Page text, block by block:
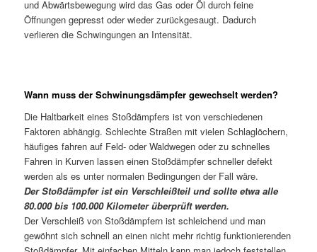
und Abwärtsbewegung wird das Gas oder Öl durch feine
Öffnungen gepresst oder wieder zurückgesaugt. Dadurch
verlieren die Schwingungen an Intensität.
Wann muss der Schwinungsdämpfer gewechselt werden?
Die Haltbarkeit eines Stoßdämpfers ist von verschiedenen
Faktoren abhängig. Schlechte Straßen mit vielen Schlaglöchern,
häufiges fahren auf Feld- oder Waldwegen oder zu schnelles
Fahren in Kurven lassen einen Stoßdämpfer schneller defekt
werden als es unter normalen Bedingungen der Fall wäre.
Der Stoßdämpfer ist ein Verschleißteil und sollte etwa alle
80.000 bis 100.000 Kilometer überprüft werden.
Der Verschleiß von Stoßdämpfern ist schleichend und man
gewöhnt sich schnell an einen nicht mehr richtig funktionierenden